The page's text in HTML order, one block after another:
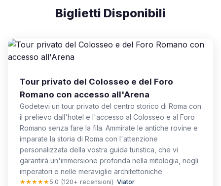
Biglietti Disponibili
Tour privato del Colosseo e del Foro
Romano con accesso all'Arena
Godetevi un tour privato del centro storico di Roma con
il prelievo dall'hotel e l'accesso al Colosseo e al Foro
Romano senza fare la fila. Ammirate le antiche rovine e
imparate la storia di Roma con l'attenzione
personalizzata della vostra guida turistica, che vi
garantirà un'immersione profonda nella mitologia, negli
imperatori e nelle meraviglie architettoniche.
★★★★★5.0 (120+ recensioni) ·Viator